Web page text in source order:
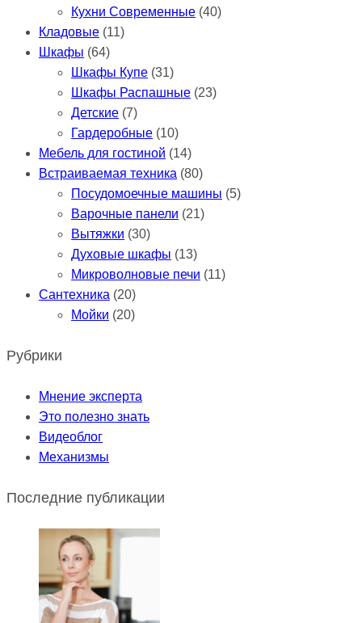
Кухни Современные (40)
Кладовые (11)
Шкафы (64)
Шкафы Купе (31)
Шкафы Распашные (23)
Детские (7)
Гардеробные (10)
Мебель для гостиной (14)
Встраиваемая техника (80)
Посудомоечные машины (5)
Варочные панели (21)
Вытяжки (30)
Духовые шкафы (13)
Микроволновые печи (11)
Сантехника (20)
Мойки (20)
Рубрики
Мнение эксперта
Это полезно знать
Видеоблог
Механизмы
Последние публикации